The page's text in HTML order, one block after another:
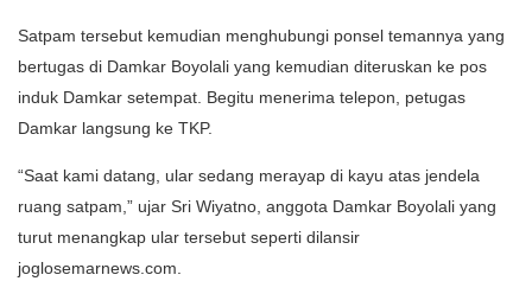
Satpam tersebut kemudian menghubungi ponsel temannya yang
bertugas di Damkar Boyolali yang kemudian diteruskan ke pos
induk Damkar setempat. Begitu menerima telepon, petugas
Damkar langsung ke TKP.
“Saat kami datang, ular sedang merayap di kayu atas jendela
ruang satpam,” ujar Sri Wiyatno, anggota Damkar Boyolali yang
turut menangkap ular tersebut seperti dilansir
joglosemarnews.com.